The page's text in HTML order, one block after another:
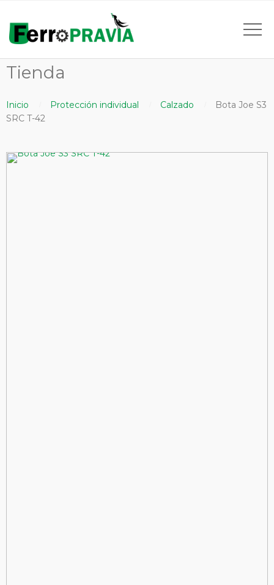
Tienda
Inicio Protección individual Calzado
Bota Joe S3
SRC T-42